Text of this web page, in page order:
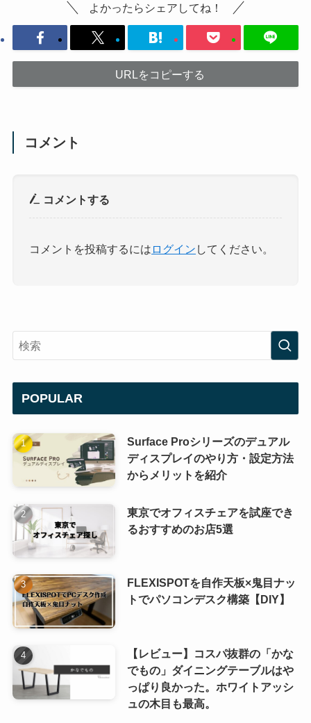
よかったらシェアしてね！
URLをコピーする
コメント
コメントする
コメントを投稿するには ログイン してください。
POPULAR
Surface Proシリーズのデュアル
ディスプレイのやり方・設定方法
からメリットを紹介
東京でオフィスチェアを試座でき
るおすすめのお店5選
FLEXISPOTを自作天板×鬼目ナッ
トでパソコンデスク構築【DIY】
【レビュー】コスパ抜群の「かな
でもの」ダイニングテーブルはや
っぱり良かった。ホワイトアッシ
ュの木目も最高。